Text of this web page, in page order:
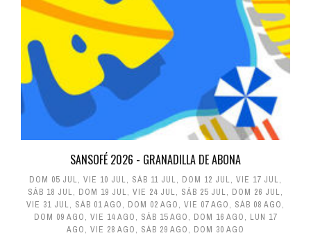
SANSOFÉ 2026 - GRANADILLA DE ABONA
DOM 05 JUL, VIE 10 JUL, SÁB 11 JUL, DOM 12 JUL, VIE 17 JUL,
SÁB 18 JUL, DOM 19 JUL, VIE 24 JUL, SÁB 25 JUL, DOM 26 JUL,
VIE 31 JUL, SÁB 01 AGO, DOM 02 AGO, VIE 07 AGO, SÁB 08 AGO,
DOM 09 AGO, VIE 14 AGO, SÁB 15 AGO, DOM 16 AGO, LUN 17
AGO, VIE 28 AGO, SÁB 29 AGO, DOM 30 AGO